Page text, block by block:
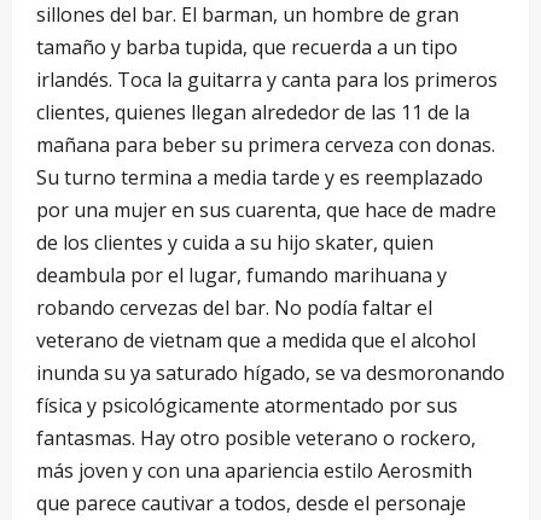
sillones del bar. El barman, un hombre de gran
tamaño y barba tupida, que recuerda a un tipo
irlandés. Toca la guitarra y canta para los primeros
clientes, quienes llegan alrededor de las 11 de la
mañana para beber su primera cerveza con donas.
Su turno termina a media tarde y es reemplazado
por una mujer en sus cuarenta, que hace de madre
de los clientes y cuida a su hijo skater, quien
deambula por el lugar, fumando marihuana y
robando cervezas del bar. No podía faltar el
veterano de vietnam que a medida que el alcohol
inunda su ya saturado hígado, se va desmoronando
física y psicológicamente atormentado por sus
fantasmas. Hay otro posible veterano o rockero,
más joven y con una apariencia estilo Aerosmith
que parece cautivar a todos, desde el personaje